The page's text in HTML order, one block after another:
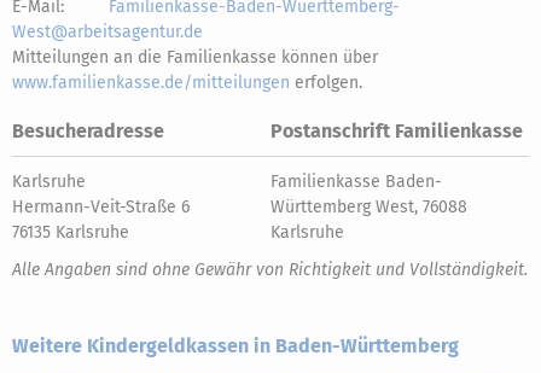
E-Mail:
Familienkasse-Baden-Wuerttemberg-
West@arbeitsagentur.de
Mitteilungen an die Familienkasse können über
www.familienkasse.de/mitteilungen erfolgen.
Besucheradresse
Karlsruhe
Hermann-Veit-Straße 6
76135 Karlsruhe
Postanschrift Familienkasse
Familienkasse Baden-
Württemberg West, 76088
Karlsruhe
Alle Angaben sind ohne Gewähr von Richtigkeit und Vollständigkeit.
Weitere Kindergeldkassen in Baden-Württemberg